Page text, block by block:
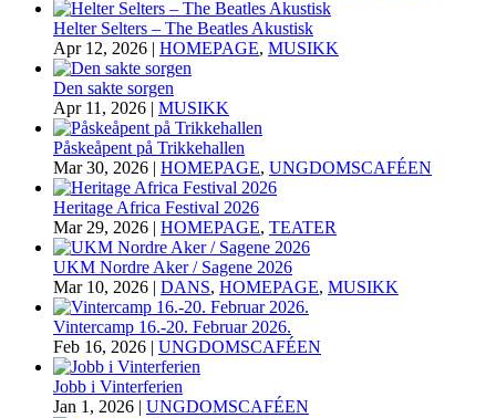
Helter Selters – The Beatles Akustisk
Apr 12, 2026 | HOMEPAGE, MUSIKK
Den sakte sorgen
Apr 11, 2026 | MUSIKK
Påskeåpent på Trikkehallen
Mar 30, 2026 | HOMEPAGE, UNGDOMSCAFÉEN
Heritage Africa Festival 2026
Mar 29, 2026 | HOMEPAGE, TEATER
UKM Nordre Aker / Sagene 2026
Mar 10, 2026 | DANS, HOMEPAGE, MUSIKK
Vintercamp 16.-20. Februar 2026.
Feb 16, 2026 | UNGDOMSCAFÉEN
Jobb i Vinterferien
Jan 1, 2026 | UNGDOMSCAFÉEN